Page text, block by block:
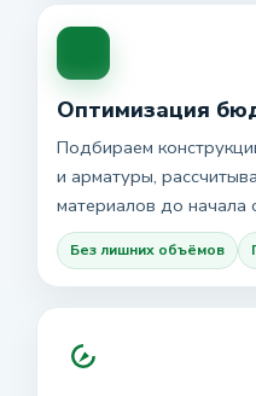
Оптимизация
Подбираем
и арматуры,
материалов до начала
Без лишних объёмов